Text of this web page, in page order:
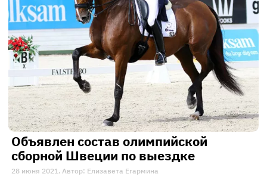
Объявлен состав олимпийской
сборной Швеции по выездке
28 июня 2021. Автор: Елизавета Егармина